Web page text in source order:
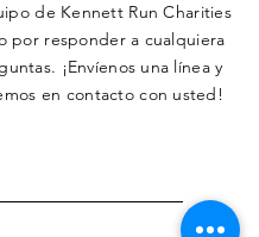
de Kennett Run Charities
por responder a cualquiera
¡Envíenos una línea y
en contacto con usted!